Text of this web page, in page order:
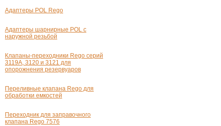
Адаптеры POL Rego
Адаптеры шарнирные POL с
наружной резьбой
Клапаны-переходники Rego серий
3119А, 3120 и 3121 для
опорожнения резервуаров
Переливные клапана Rego для
обработки емкостей
Переходник для заправочного
клапана Rego 7576